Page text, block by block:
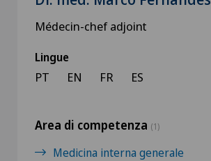
Médecin-chef adjoint
Lingue
PT EN FR ES
Area di competenza (1)
Medicina interna generale